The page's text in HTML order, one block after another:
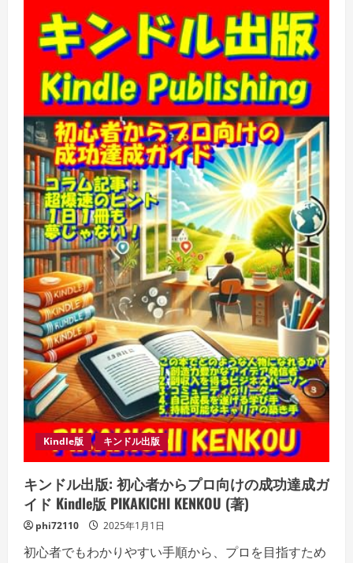
ド
ル
出
版:
初
心
者
か
ら
プ
ロ
向
け
の
成
功
達
成
ガ
イ
ド Kindle
版
Kindle版 キンドル出版
キンドル出版: 初心者からプロ向けの成功達成ガ
イド Kindle版 PIKAKICHI KENKOU (著)
phi72110 2025年1月1日
初心者でもわかりやすい手順から、プロを目指すため